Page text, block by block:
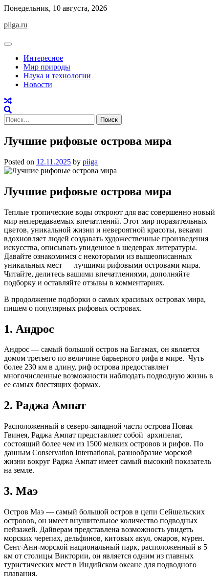
Skip
content
Понедельник, 10 августа, 2026
piiga.ru
Интересное
Мир природы
Наука и технологии
Новости
Найти:
Лучшие рифовые острова мира
Posted on 12.11.2025 by piiga
Лучшие рифовые острова мира
Теплые тропические воды откроют для вас совершенно новый
мир непередаваемых впечатлений. Этот мир поразительных
цветов, уникальной жизни и невероятной красоты, веками
вдохновляет людей создавать художественные произведения
искусства, описывать увиденное в шедеврах литературы.
Давайте ознакомимся с некоторыми из вышеописанных
уникальных мест — лучшими рифовыми островами мира.
Читайте, делитесь вашими впечатлениями, дополняйте
подборку и оставляйте отзывы в комментариях.
В продолжение подборки о самых красивых островах мира,
пишем о популярных рифовых островах.
1. Андрос
Андрос — самый большой остров на Багамах, он является
домом третьего по величине барьерного рифа в мире. Чуть
более 230 км в длину, риф острова предоставляет
многочисленные возможности наблюдать подводную жизнь в
ее самых блестящих формах.
2. Раджа Ампат
Расположенный в северо-западной части острова Новая
Гвинея, Раджа Ампат представляет собой архипелаг,
состоящий более чем из 1500 мелких островов и рифов. По
данным Conservation International, разнообразие морской
жизни вокруг Раджа Ампат имеет самый высокий показатель
на земле.
3. Маэ
Остров Маэ — самый большой остров в цепи Сейшельских
островов, он имеет внушительное количество подводных
пейзажей. Дайверам представлена возможность увидеть
морских черепах, дельфинов, китовых акул, омаров, мурен.
Сент-Анн-морской национальный парк, расположенный в 5
км от столицы Виктории, он является одним из главных
туристических мест в Индийском океане для подводного
плавания.